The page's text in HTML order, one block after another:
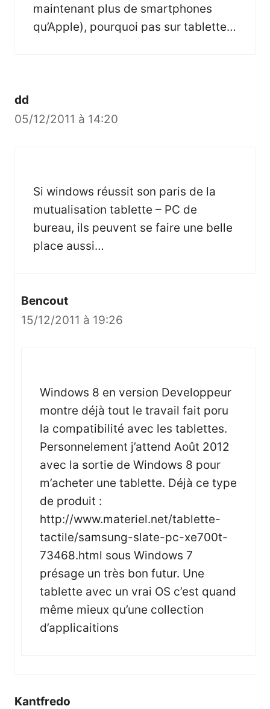
maintenant plus de smartphones
qu’Apple), pourquoi pas sur tablette…
dd
05/12/2011 à 14:20
Si windows réussit son paris de la
mutualisation tablette – PC de
bureau, ils peuvent se faire une belle
place aussi…
Bencout
15/12/2011 à 19:26
Windows 8 en version Developpeur
montre déjà tout le travail fait poru
la compatibilité avec les tablettes.
Personnelement j’attend Août 2012
avec la sortie de Windows 8 pour
m’acheter une tablette. Déjà ce type
de produit :
http://www.materiel.net/tablette-
tactile/samsung-slate-pc-xe700t-
73468.html sous Windows 7
présage un très bon futur. Une
tablette avec un vrai OS c’est quand
même mieux qu’une collection
d’applicaitions
Kantfredo